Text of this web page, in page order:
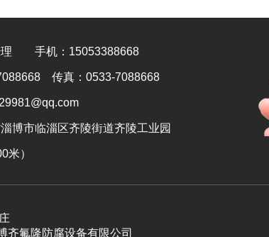
理 手机：15053388668
传真：0533-7088668
博市临淄区齐陵街道齐陵工业园
米）
齐氟隆防腐设备有限公司